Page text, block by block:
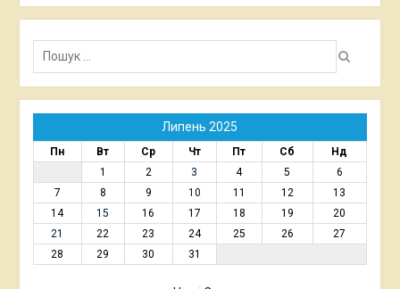
Пошук:
Липень 2025
Пн Вт Ср Чт Пт Сб
Нд
1
2 3 4 5
6
7
8 9 10 11 12
13
14
15 16 17 18 19
20
21
22 23 24 25 26
27
28
29 30 31